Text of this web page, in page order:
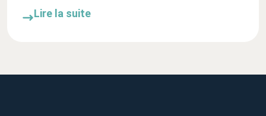
Lire la suite